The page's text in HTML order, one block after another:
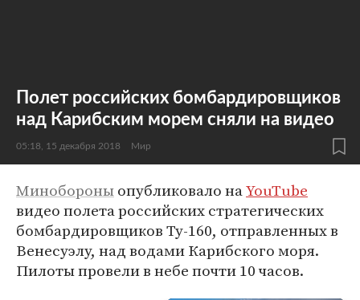
Полет российских бомбардировщиков
над Карибским морем сняли на видео
05:18, 15 декабря 2018 Мир
Минобороныопубликовало наYouTube
видео полета российских стратегических
бомбардировщиков Ту-160, отправленных в
Венесуэлу, над водами Карибского моря.
Пилоты провели в небе почти 10 часов.